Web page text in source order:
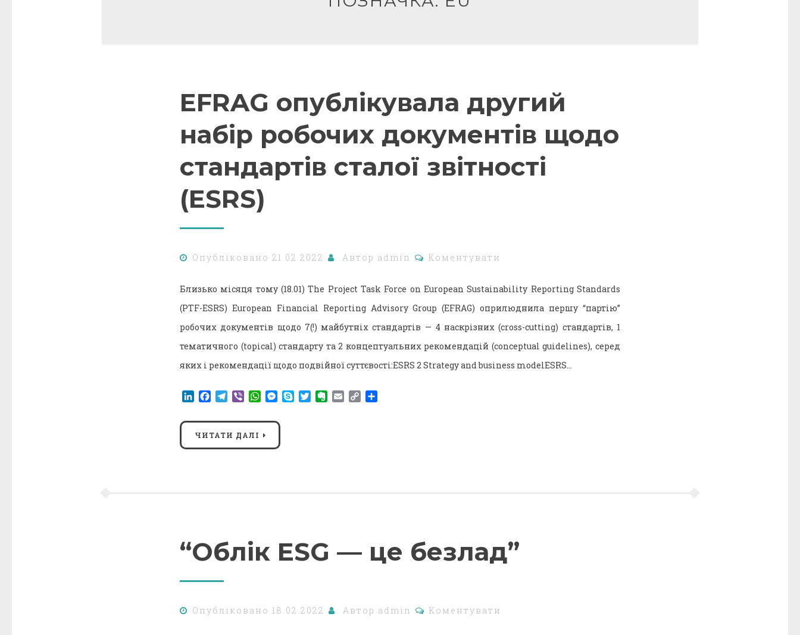
EFRAG опублікувала другий
набір робочих документів щодо
стандартів сталої звітності
(ESRS)
Опубліковано 21.02.2022 Автор admin Коментувати
Близько місяця тому (18.01) The Project Task Force on European Sustainability Reporting Standards
(PTF-ESRS) European Financial Reporting Advisory Group (EFRAG) оприлюднила першу “партію”
робочих документів щодо 7(!) майбутніх стандартів — 4 наскрізних (cross-cutting) стандартів, 1
тематичного (topical) стандарту та 2 концептуальних рекомендацій (conceptual guidelines), серед
яких і рекомендації щодо подвійної суттєвості:ESRS 2 Strategy and business modelESRS…
LinkedIn
Facebook
Telegram
ViberWhatsApp
Messenger
SkypeTwitterEvernote
EmailCopy
ЧИТАТИ ДАЛІ
“Облік ESG — це безлад”
Опубліковано 18.02.2022 Автор admin Коментувати